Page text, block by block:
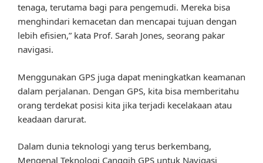
tenaga, terutama bagi para pengemudi. Mereka bisa
menghindari kemacetan dan mencapai tujuan dengan
lebih efisien,” kata Prof. Sarah Jones, seorang pakar
navigasi.
Menggunakan GPS juga dapat meningkatkan keamanan
dalam perjalanan. Dengan GPS, kita bisa memberitahu
orang terdekat posisi kita jika terjadi kecelakaan atau
keadaan darurat.
Dalam dunia teknologi yang terus berkembang,
Mengenal Teknologi Canggih GPS untuk Navigasi